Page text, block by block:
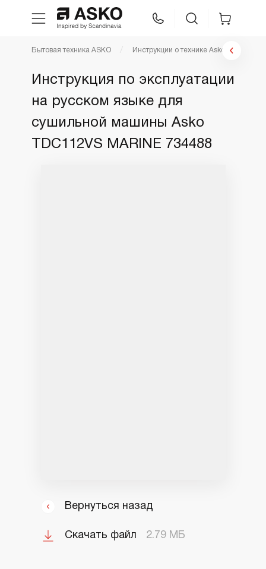
Техника для кухни
Уход за бельем
Бытовая техника ASKO Инструкции о технике Asko
Инструкция по эксплуатации
на русском языке для
сушильной машины Asko
TDC112VS MARINE 734488
Вернуться назад
Скачать файл 2.79 МБ